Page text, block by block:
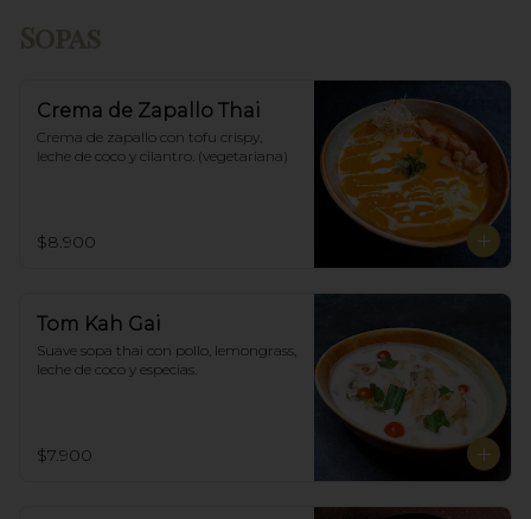
Crema de Zapallo Thai
Crema de zapallo con tofu crispy,
leche de coco y cilantro. (vegetariana)
$8.900
Tom Kah Gai
Suave sopa thai con pollo, lemongrass,
leche de coco y especias.
$7.900